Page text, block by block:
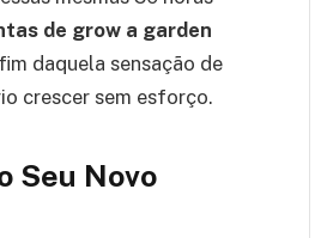
de grow a garden
daquela sensação de
crescer sem esforço.
Seu Novo